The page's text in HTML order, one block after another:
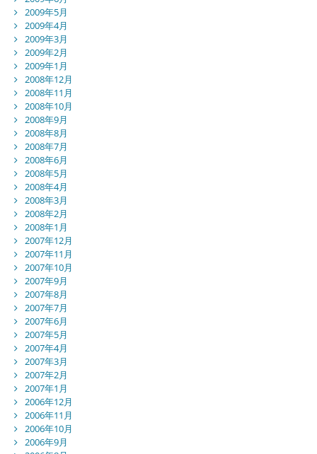
2009年5月
2009年4月
2009年3月
2009年2月
2009年1月
2008年12月
2008年11月
2008年10月
2008年9月
2008年8月
2008年7月
2008年6月
2008年5月
2008年4月
2008年3月
2008年2月
2008年1月
2007年12月
2007年11月
2007年10月
2007年9月
2007年8月
2007年7月
2007年6月
2007年5月
2007年4月
2007年3月
2007年2月
2007年1月
2006年12月
2006年11月
2006年10月
2006年9月